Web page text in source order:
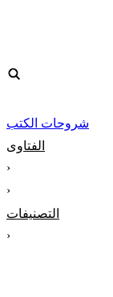
شروحات الكتب
الفتاوى
‹
‹
التصنيفات
‹